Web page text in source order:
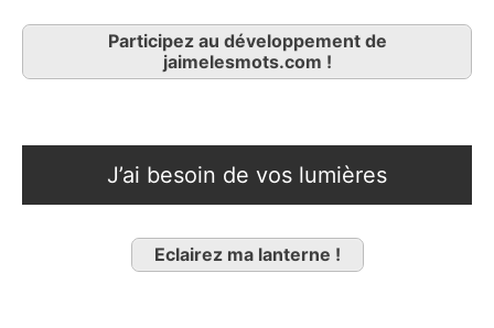
Participez au développement de
jaimelesmots.com !
J’ai besoin de vos lumières
Eclairez ma lanterne !